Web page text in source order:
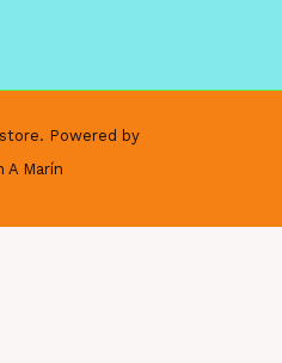
Powered by
A Marín